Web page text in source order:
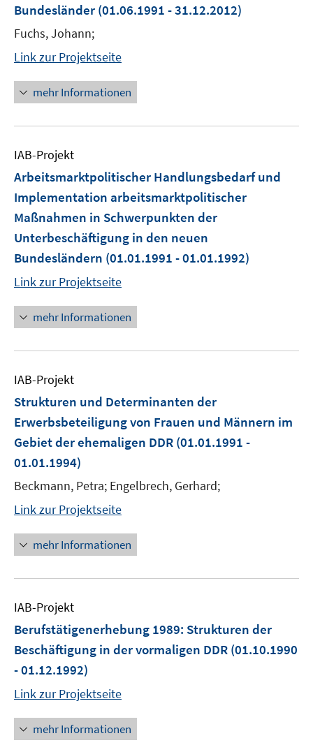
Bundesländer (01.06.1991 - 31.12.2012)
Fuchs, Johann;
Link zur Projektseite
mehr Informationen
IAB-Projekt
Arbeitsmarktpolitischer Handlungsbedarf und
Implementation arbeitsmarktpolitischer
Maßnahmen in Schwerpunkten der
Unterbeschäftigung in den neuen
Bundesländern (01.01.1991 - 01.01.1992)
Link zur Projektseite
mehr Informationen
IAB-Projekt
Strukturen und Determinanten der
Erwerbsbeteiligung von Frauen und Männern im
Gebiet der ehemaligen DDR (01.01.1991 -
01.01.1994)
Beckmann, Petra; Engelbrech, Gerhard;
Link zur Projektseite
mehr Informationen
IAB-Projekt
Berufstätigenerhebung 1989: Strukturen der
Beschäftigung in der vormaligen DDR (01.10.1990
- 01.12.1992)
Link zur Projektseite
mehr Informationen